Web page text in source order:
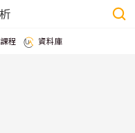
課程 資料庫